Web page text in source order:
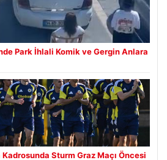
Park İhlali Komik ve Gergin Anlara
Sturm Graz Maçı Öncesi